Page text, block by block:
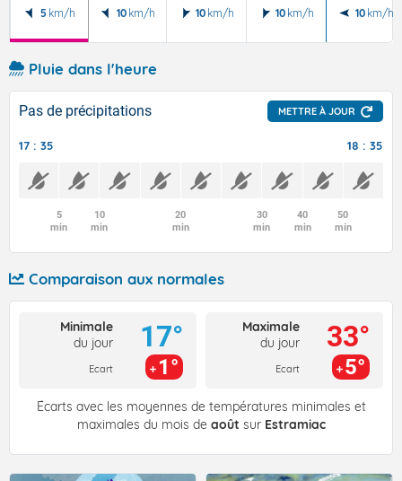
5 km/h 10 km/h 10 km/h 10 km/h 10 km/h
Pluie dans l'heure
Pas de précipitations METTRE À JOUR
17 : 35 18 : 35
5
min
10
min
20
min
30
min
40
min
50
min
Comparaison aux normales
Minimale
du jour
Ecart
17°
1°
Maximale
du jour
Ecart
33°
5°
Écarts avec les moyennes de températures minimales et
maximales du mois de août sur Estramiac